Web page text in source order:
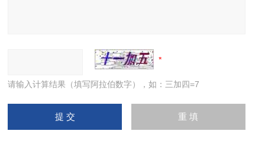
请输入计算结果（填写阿拉伯数字），如：三加四=7